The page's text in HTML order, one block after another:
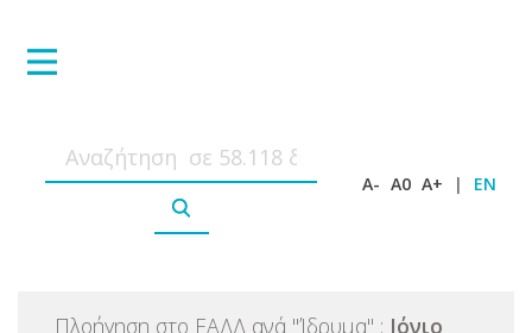
A- A0 A+ | EN
Πλοήγηση στο ΕΑΔΔ ανά "Ίδρυμα" : Ιόνιο